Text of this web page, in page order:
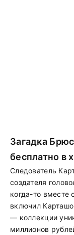
Загадка
бесплатно в
Следователь
создателя
когда-то вместе
включил
— коллекции
миллионов